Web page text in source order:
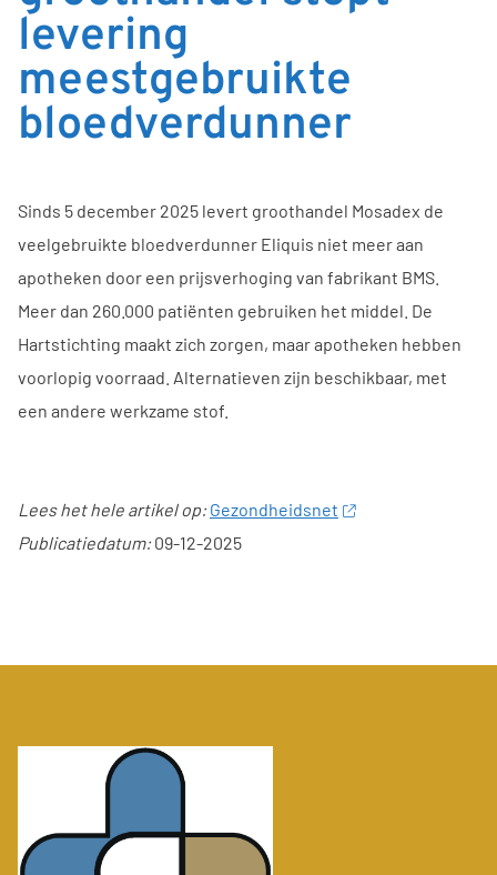
levering
meestgebruikte
bloedverdunner
Sinds 5 december 2025 levert groothandel Mosadex de
veelgebruikte bloedverdunner Eliquis niet meer aan
apotheken door een prijsverhoging van fabrikant BMS.
Meer dan 260.000 patiënten gebruiken het middel. De
Hartstichting maakt zich zorgen, maar apotheken hebben
voorlopig voorraad. Alternatieven zijn beschikbaar, met
een andere werkzame stof.
Lees het hele artikel op: Gezondheidsnet
Publicatiedatum:09-12-2025